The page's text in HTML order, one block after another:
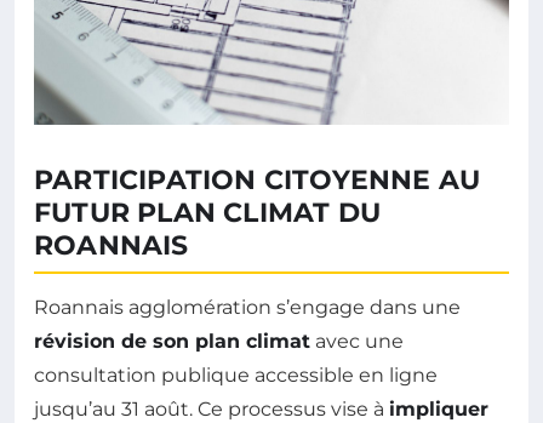
PARTICIPATION CITOYENNE AU
FUTUR PLAN CLIMAT DU
ROANNAIS
Roannais agglomération s’engage dans une
révision de son plan climat avec une
consultation publique accessible en ligne
jusqu’au 31 août. Ce processus vise à impliquer